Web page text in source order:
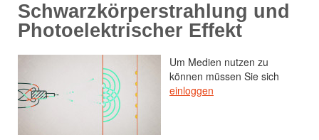
Schwarzkörperstrahlung und
Photoelektrischer Effekt
Um Medien nutzen zu
können müssen Sie sich
einloggen